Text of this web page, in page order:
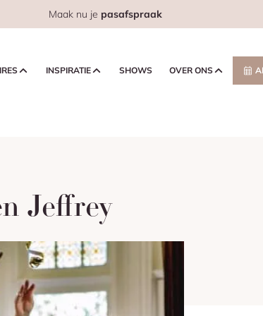
Maak nu je pasafspraak
INSPIRATIE SHOWS OVER ONS
Jeffrey